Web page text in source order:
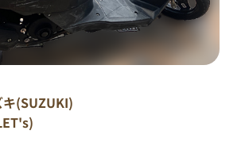
(SUZUKI)